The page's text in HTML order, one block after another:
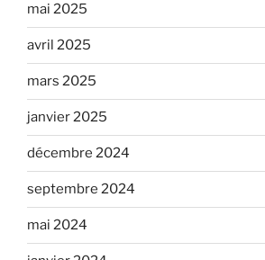
mai 2025
avril 2025
mars 2025
janvier 2025
décembre 2024
septembre 2024
mai 2024